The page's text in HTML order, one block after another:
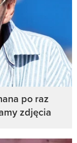
po raz
zdjęcia